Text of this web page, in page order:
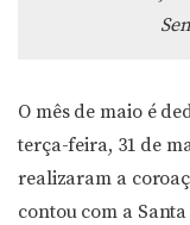
O mês de maio é
terça-feira, 31 de
realizaram a
contou com a